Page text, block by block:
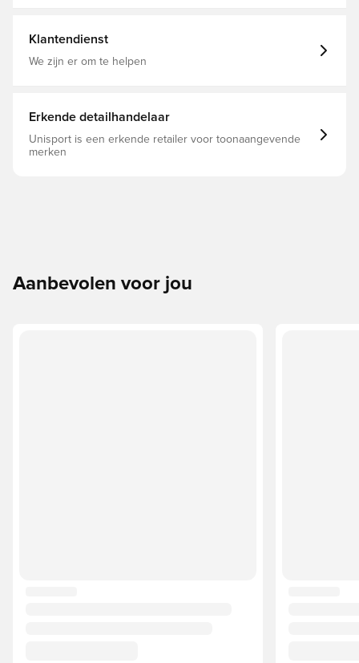
Klantendienst
We zijn er om te helpen
Erkende detailhandelaar
Unisport is een erkende retailer voor toonaangevende
merken
Aanbevolen voor jou